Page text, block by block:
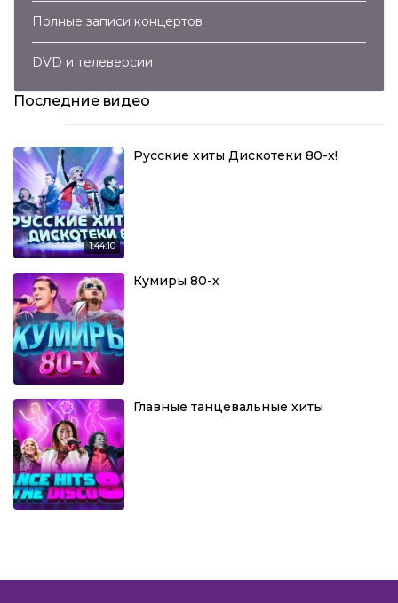
Полные записи концертов
DVD и телеверсии
Последние видео
1:44:10
Русские хиты Дискотеки 80-х!
Кумиры 80-х
Главные танцевальные хиты